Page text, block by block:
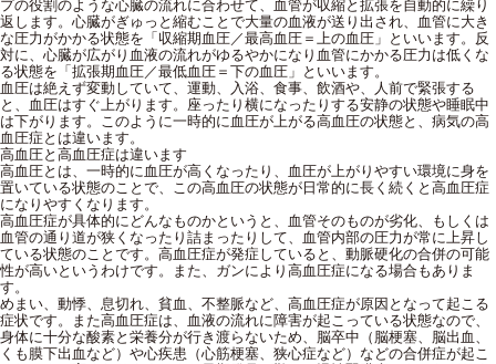
プの役割のような心臓の流れに合わせて、血管が収縮と拡張を自動的に繰り
返します。心臓がぎゅっと縮むことで大量の血液が送り出され、血管に大き
な圧力がかかる状態を「収縮期血圧／最高血圧＝上の血圧」といいます。反
対に、心臓が広がり血液の流れがゆるやかになり血管にかかる圧力は低くな
る状態を「拡張期血圧／最低血圧＝下の血圧」といいます。
血圧は絶えず変動していて、運動、入浴、食事、飲酒や、人前で緊張する
と、血圧はすぐ上がります。座ったり横になったりする安静の状態や睡眠中
は下がります。このように一時的に血圧が上がる高血圧の状態と、病気の高
血圧症とは違います。
高血圧と高血圧症は違います
高血圧とは、一時的に血圧が高くなったり、血圧が上がりやすい環境に身を
置いている状態のことで、この高血圧の状態が日常的に長く続くと高血圧症
になりやすくなります。
高血圧症が具体的にどんなものかというと、血管そのものが劣化、もしくは
血管の通り道が狭くなったり詰まったりして、血管内部の圧力が常に上昇し
ている状態のことです。高血圧症が発症していると、動脈硬化の合併の可能
性が高いというわけです。また、ガンにより高血圧症になる場合もありま
す。
めまい、動悸、息切れ、貧血、不整脈など、高血圧症が原因となって起こる
症状です。また高血圧症は、血液の流れに障害が起こっている状態なので、
身体に十分な酸素と栄養分が行き渡らないため、脳卒中（脳梗塞、脳出血、
くも膜下出血など）や心疾患（心筋梗塞、狭心症など）などの合併症が起こ